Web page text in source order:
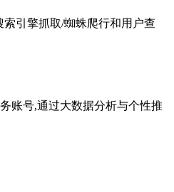
索引擎抓取/蜘蛛爬行和用户查
账号,通过大数据分析与个性推